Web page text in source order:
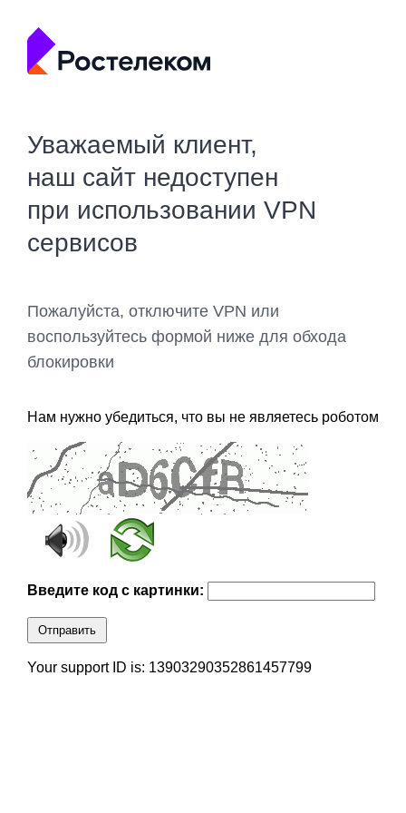
Уважаемый клиент,
наш сайт недоступен
при использовании VPN
сервисов
Пожалуйста, отключите VPN или
воспользуйтесь формой ниже для обхода
блокировки
Нам нужно убедиться, что вы не являетесь роботом
Введите код с картинки:
Отправить
Your support ID is: 13903290352861457799